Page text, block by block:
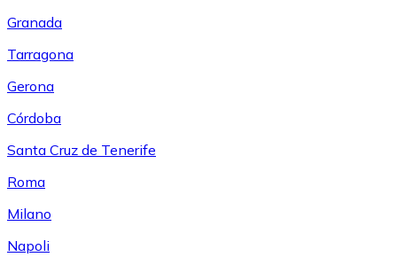
Granada
Tarragona
Gerona
Córdoba
Santa Cruz de Tenerife
Roma
Milano
Napoli